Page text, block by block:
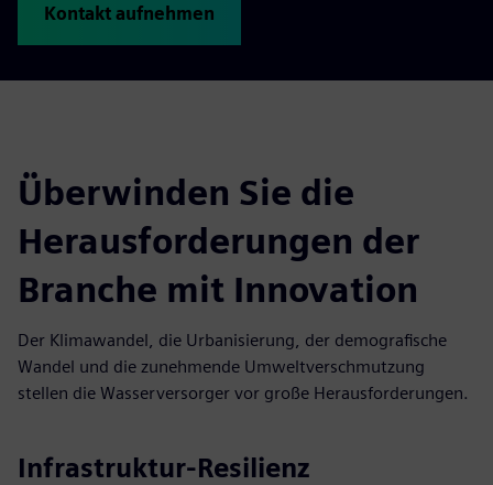
Kontakt aufnehmen
Überwinden Sie die
Herausforderungen der
Branche mit Innovation
Der Klimawandel, die Urbanisierung, der demografische
Wandel und die zunehmende Umweltverschmutzung
stellen die Wasserversorger vor große Herausforderungen.
Infrastruktur-Resilienz